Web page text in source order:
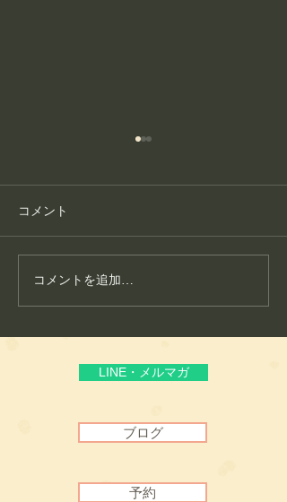
護身フィットネス教室が
生まれた理由
コメント
コメントを追加…
LINE・メルマガ
ブログ
予約